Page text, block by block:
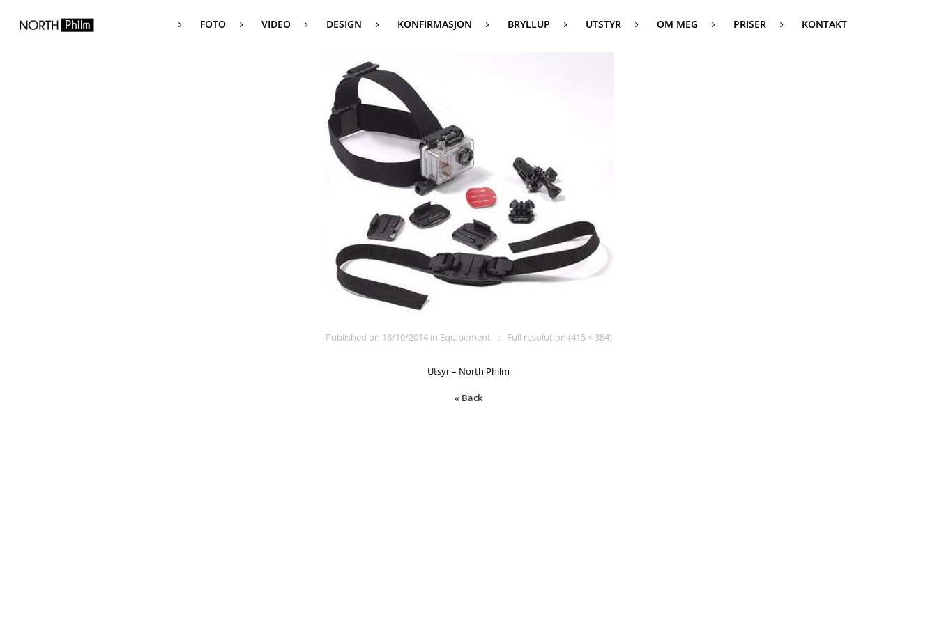
FOTO VIDEO DESIGN KONFIRMASJON BRYLLUP UTSTYR OM MEG PRISER KONTAKT
Published on 18/10/2014in Equipement Full resolution (415 × 384)
Utsyr – North Philm
« Back